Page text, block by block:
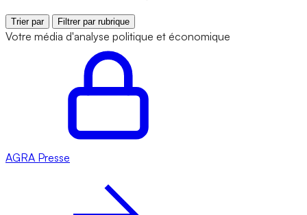
Trier par Filtrer par rubrique
Votre média d'analyse politique et économique
AGRA Presse